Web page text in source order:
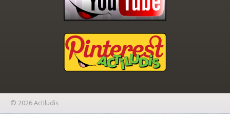
© 2026 Actiludis